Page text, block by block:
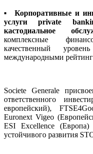
▪Корпоративные и
услуги private
кастодиальное
комплексные
качественный
международными
Societe Generale
ответственного
европейский),
Euronext Vigeo
ESI Excellence
устойчивого развития